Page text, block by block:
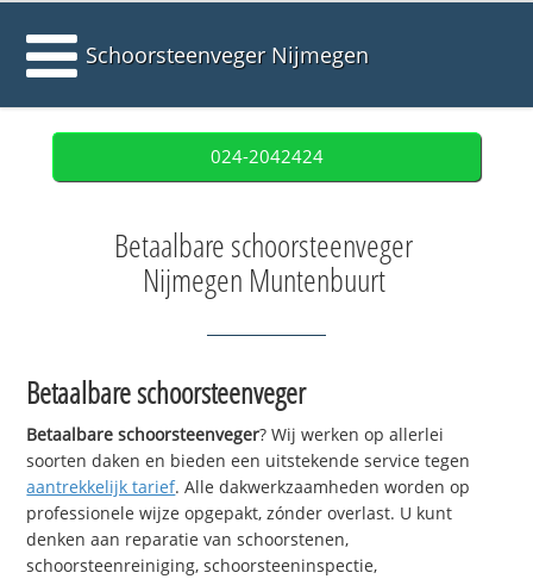
Schoorsteenveger Nijmegen
024-2042424
Betaalbare schoorsteenveger
Nijmegen Muntenbuurt
Betaalbare schoorsteenveger
Betaalbare schoorsteenveger? Wij werken op allerlei
soorten daken en bieden een uitstekende service tegen
aantrekkelijk tarief. Alle dakwerkzaamheden worden op
professionele wijze opgepakt, zónder overlast. U kunt
denken aan reparatie van schoorstenen,
schoorsteenreiniging, schoorsteeninspectie,